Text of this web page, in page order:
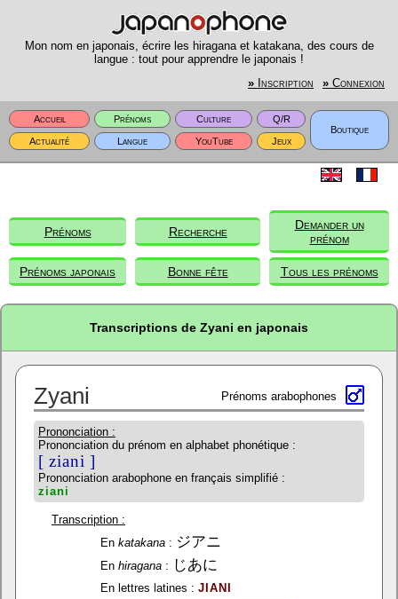
Mon nom en japonais, écrire les hiragana et katakana, des cours de
langue : tout pour apprendre le japonais !
» Inscription » Connexion
Accueil Prénoms Culture
Q/R
Boutique
Actualité
Langue YouTube Jeux
Prénoms Recherche
Demander un
prénom
Prénoms japonais Bonne fête Tous les prénoms
Transcriptions de Zyani en japonais
Zyani Prénoms arabophones
Prononciation :
Prononciation du prénom en alphabet phonétique :
[ ziani ]
Prononciation arabophone en français simplifié :
ziani
Transcription :
En katakana : ジアニ
En hiragana : じあに
En lettres latines : JIANI